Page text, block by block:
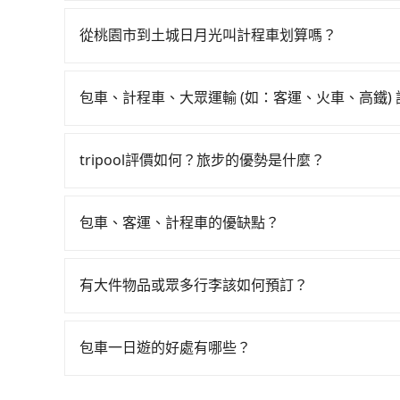
一次租用多天，如此預計小轎車的花費至少
次，從最早06:49到23:40，過了末班車到清晨的
鐘出站、等待車站前排班的計程車，搭上小黃後
且更會額外浪費43分鐘在轉乘與等車上，現在還
從桃園市到土城日月光叫計程車划算嗎？
到車，也可考慮打電話至附近的計程車隊，如大
包車、計程車、大眾運輸 (如：客運、火車、高鐵)
程車最貴，而大眾運輸通常較便宜。 行程：需多
可選用大眾運輸。 便利性：需要便利性和方便性
tripool評價如何？旅步的優勢是什麼？
外，tripool司機專業的駕駛和親切服務態度也獲
包車、客運、計程車的優缺點？
運：最經濟實惠的交通方式，通常有固定的路線
有大件物品或眾多行李該如何預訂？
板、床墊、折疊單車、家電等，在乘客人數不多
包車一日遊的好處有哪些？